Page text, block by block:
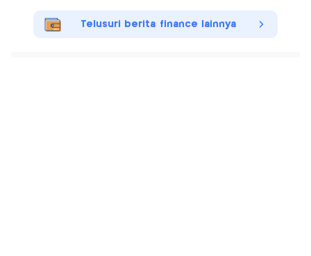
Telusuri berita finance lainnya